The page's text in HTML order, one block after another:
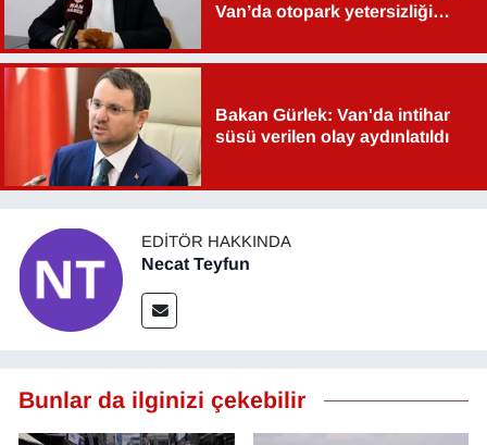
Van’da otopark yetersizliği
Bakan Gürlek: Van'da intihar
süsü verilen olay aydınlatıldı
EDITÖR HAKKINDA
Necat Teyfun
Bunlar da ilginizi çekebilir